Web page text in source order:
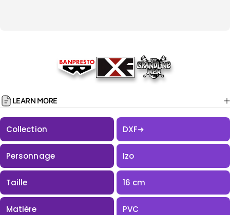
LEARN MORE
Collection DXF➜
Personnage Izo
Taille 16 cm
Matière PVC